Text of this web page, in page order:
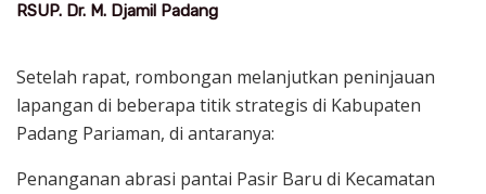
RSUP. Dr. M. Djamil Padang
Setelah rapat, rombongan melanjutkan peninjauan
lapangan di beberapa titik strategis di Kabupaten
Padang Pariaman, di antaranya:
Penanganan abrasi pantai Pasir Baru di Kecamatan